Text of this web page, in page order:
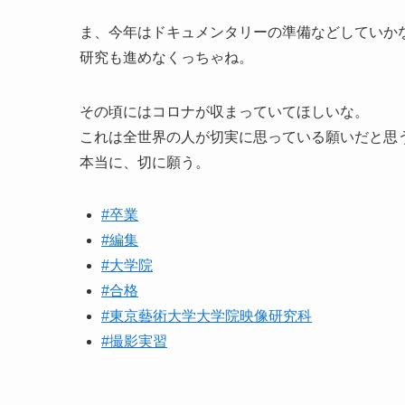
ま、今年はドキュメンタリーの準備などしていか
研究も進めなくっちゃね。
その頃にはコロナが収まっていてほしいな。
これは全世界の人が切実に思っている願いだと思
本当に、切に願う。
#卒業
#編集
#大学院
#合格
#東京藝術大学大学院映像研究科
#撮影実習